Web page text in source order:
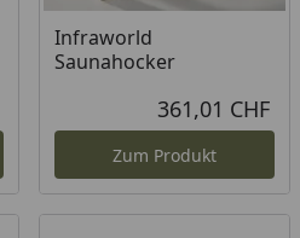
Infraworld
Saunahocker
361,01 CHF
Zum Produkt